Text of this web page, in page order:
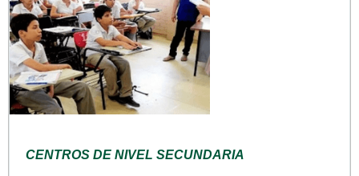
CENTROS DE NIVEL SECUNDARIA